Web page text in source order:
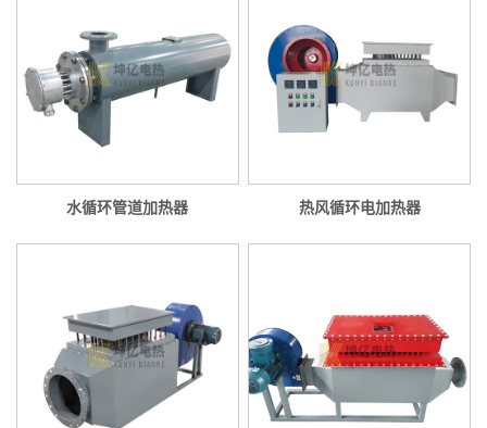
水循环管道加热器 热风循环电加热器